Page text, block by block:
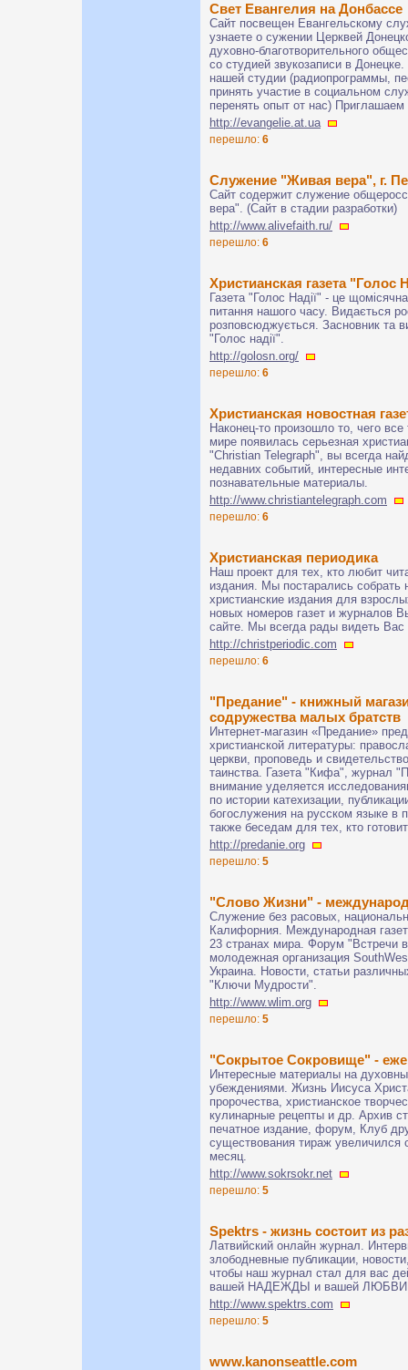
Свет Евангелия на Донбассе
Сайт посвещен Евангельскому
узнаете о сужении Церквей
духовно-благотворительного
со студией звукозаписи в
нашей студии (радиопрограммы,
принять участие в социальном
перенять опыт от нас) Приглашаем
http://evangelie.at.ua
перешло: 6
Служение "Живая вера", г.
Сайт содержит служение
вера". (Сайт в стадии разработки)
http://www.alivefaith.ru/
перешло: 6
Христианская газета
Газета "Голос Надії" - це
питання нашого часу. Видається
розповсюджується. Засновник та
"Голос надії".
http://golosn.org/
перешло: 6
Христианская новостная
Наконец-то произошло то, чего
мире появилась серьезная
"Christian Telegraph", вы всегда
недавних событий, интересные
познавательные материалы.
http://www.christiantelegraph.com
перешло: 6
Христианская периодика
Наш проект для тех, кто любит
издания. Мы постарались собрать
христианские издания для
новых номеров газет и журналов
сайте. Мы всегда рады видеть
http://christperiodic.com
перешло: 6
"Предание" - книжный
содружества малых братств
Интернет-магазин «Предание»
христианской литературы:
церкви, проповедь и
таинства. Газета "Кифа", журнал
внимание уделяется
по истории катехизации,
богослужения на русском языке в
также беседам для тех, кто
http://predanie.org
перешло: 5
"Слово Жизни" -
Служение без расовых,
Калифорния. Международная
23 странах мира. Форум "Встречи
молодежная организация
Украина. Новости, статьи
"Ключи Мудрости".
http://www.wlim.org
перешло: 5
"Сокрытое Сокровище" -
Интересные материалы на
убеждениями. Жизнь Иисуса
пророчества, христианское
кулинарные рецепты и др. Архив
печатное издание, форум, Клуб
существования тираж
месяц.
http://www.sokrsokr.net
перешло: 5
Spektrs - жизнь состоит из
Латвийский онлайн журнал.
злободневные публикации,
чтобы наш журнал стал для вас
вашей НАДЕЖДЫ и вашей
http://www.spektrs.com
перешло: 5
www.kanonseattle.com